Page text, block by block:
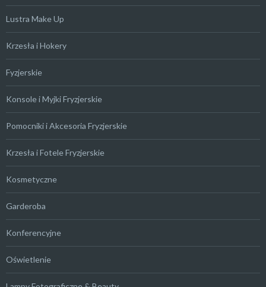
Lustra Make Up
Krzesła i Hokery
Fyzjerskie
Konsole i Myjki Fryzjerskie
Pomocniki i Akcesoria Fryzjerskie
Krzesła i Fotele Fryzjerskie
Kosmetyczne
Garderoba
Konferencyjne
Oświetlenie